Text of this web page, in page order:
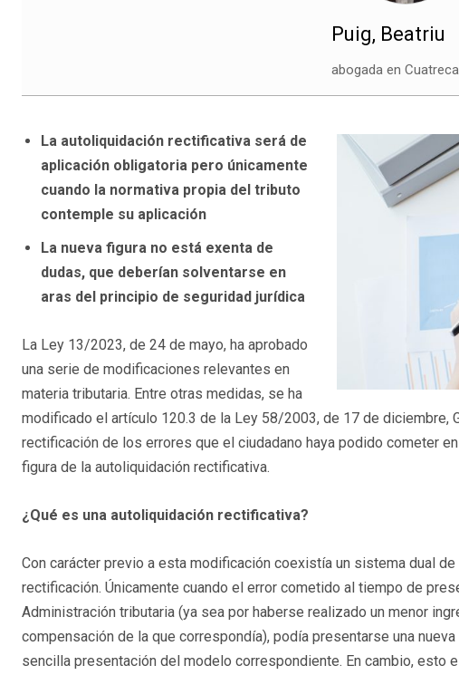
Puig, Beatriu
abogada en
La autoliquidación rectificativa será de
aplicación obligatoria pero únicamente
cuando la normativa propia del tributo
contemple su aplicación
La nueva figura no está exenta de
dudas, que deberían solventarse en
aras del principio de seguridad jurídica
La Ley 13/2023, de 24 de mayo, ha aprobado
una serie de modificaciones relevantes en
materia tributaria. Entre otras medidas, se ha
modificado el artículo 120.3 de la Ley 58/2003, de 17 de diciembre,
rectificación de los errores que el ciudadano haya podido cometer
figura de la autoliquidación rectificativa.
¿Qué es una autoliquidación rectificativa?
Con carácter previo a esta modificación coexistía un sistema dual
rectificación. Únicamente cuando el error cometido al tiempo de
Administración tributaria (ya sea por haberse realizado un menor
compensación de la que correspondía), podía presentarse una
sencilla presentación del modelo correspondiente. En cambio, esto